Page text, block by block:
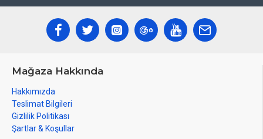
Mağaza Hakkında
Hakkımızda
Teslimat Bilgileri
Gizlilik Politikası
Şartlar & Koşullar